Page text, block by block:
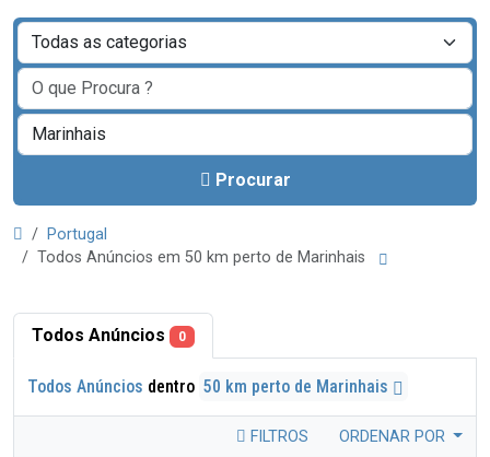
Procurar
Portugal
Todos Anúncios em 50 km perto de Marinhais
Todos Anúncios 0
Todos Anúncios dentro 50 km perto de Marinhais
FILTROS ORDENAR POR